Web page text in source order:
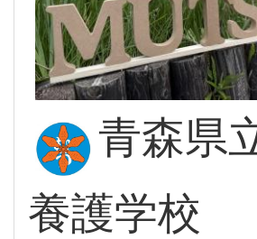
青森県
養護学校